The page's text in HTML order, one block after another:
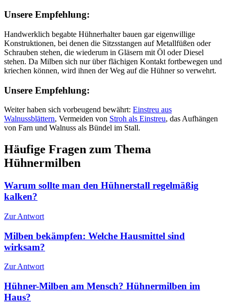
Unsere Empfehlung:
Handwerklich begabte Hühnerhalter bauen gar eigenwillige
Konstruktionen, bei denen die Sitzsstangen auf Metallfüßen oder
Schrauben stehen, die wiederum in Gläsern mit Öl oder Diesel
stehen. Da Milben sich nur über flächigen Kontakt fortbewegen und
kriechen können, wird ihnen der Weg auf die Hühner so verwehrt.
Unsere Empfehlung:
Weiter haben sich vorbeugend bewährt: Einstreu aus
Walnussblättern, Vermeiden von Stroh als Einstreu, das Aufhängen
von Farn und Walnuss als Bündel im Stall.
Häufige Fragen zum Thema
Hühnermilben
Warum sollte man den Hühnerstall regelmäßig
kalken?
Zur Antwort
Milben bekämpfen: Welche Hausmittel sind
wirksam?
Zur Antwort
Hühner-Milben am Mensch? Hühnermilben im
Haus?